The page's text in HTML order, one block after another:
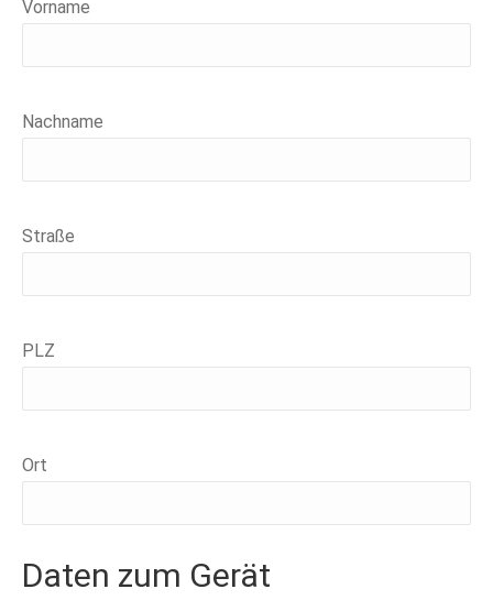
Vorname
Nachname
Straße
PLZ
Ort
Daten zum Gerät